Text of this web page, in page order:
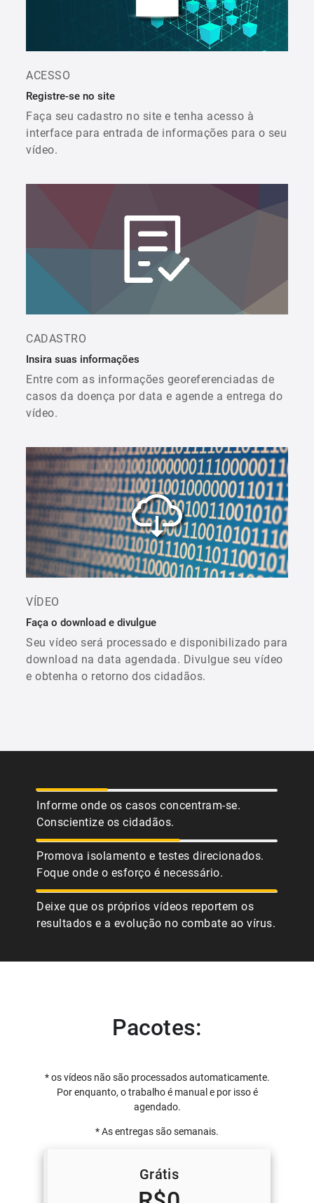
ACESSO
Registre-se no site
Faça seu cadastro no site e tenha acesso à
interface para entrada de informações para o seu
vídeo.
CADASTRO
Insira suas informações
Entre com as informações georeferenciadas de
casos da doença por data e agende a entrega do
vídeo.
VÍDEO
Faça o download e divulgue
Seu vídeo será processado e disponibilizado para
download na data agendada. Divulgue seu vídeo
e obtenha o retorno dos cidadãos.
Informe onde os casos concentram-se.
Conscientize os cidadãos.
Promova isolamento e testes direcionados.
Foque onde o esforço é necessário.
Deixe que os próprios vídeos reportem os
resultados e a evolução no combate ao vírus.
Pacotes:
* os vídeos não são processados automaticamente.
Por enquanto, o trabalho é manual e por isso é
agendado.
* As entregas são semanais.
Grátis